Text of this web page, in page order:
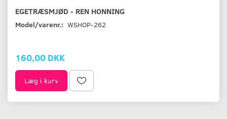
EGETRÆSMJØD - REN HONNING
Model/varenr.: WSHOP-262
160,00 DKK
Læg i kurv